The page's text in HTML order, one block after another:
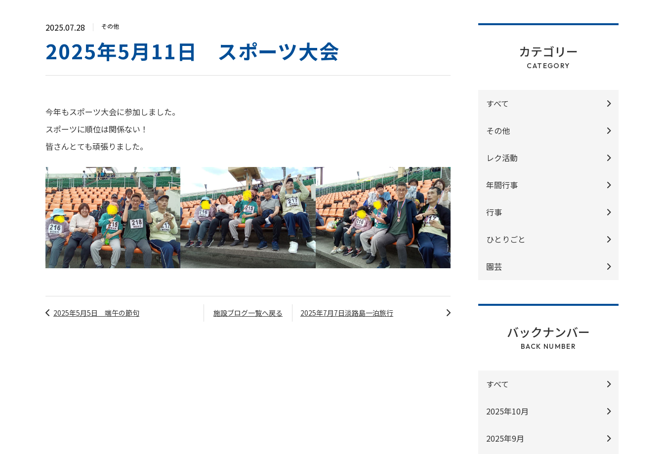
2025.07.28 その他
2025年5月11日 スポーツ大会
今年もスポーツ大会に参加しました。
スポーツに順位は関係ない！
皆さんとても頑張りました。
2025年5月5日 端午の節句 施設ブログ一覧へ戻る 2025年7月7日淡路島一泊旅行
カテゴリー
CATEGORY
すべて
その他
レク活動
年間行事
行事
ひとりごと
園芸
バックナンバー
BACK NUMBER
すべて
2025年10月
2025年9月